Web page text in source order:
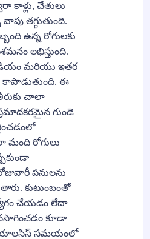
కాళ్లు, చేతులు
తగ్గుతుంది.
ఉన్న రోగులకు
లభిస్తుంది.
మరియు ఇతర
ఈ
చాలా
గుండె
రోగులు
పనులను
కుటుంబంతో
చేయడం లేదా
కూడా
సమయంలో